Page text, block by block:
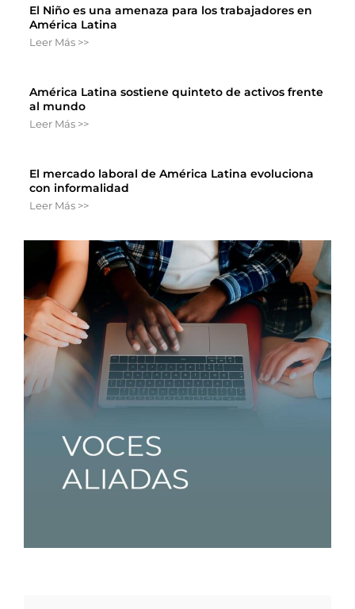
El Niño es una amenaza para los trabajadores en
América Latina
Leer Más >>
América Latina sostiene quinteto de activos frente
al mundo
Leer Más >>
El mercado laboral de América Latina evoluciona
con informalidad
Leer Más >>